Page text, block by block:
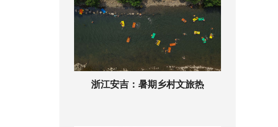
浙江安吉：暑期乡村文旅热